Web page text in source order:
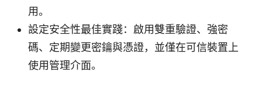
用。
設定安全性最佳實踐：啟用雙重驗證、強密
碼、定期變更密鑰與憑證，並僅在可信裝置上
使用管理介面。